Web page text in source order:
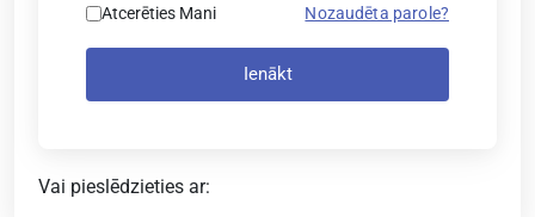
Atcerēties Mani Nozaudēta parole?
Ienākt
Vai pieslēdzieties ar: